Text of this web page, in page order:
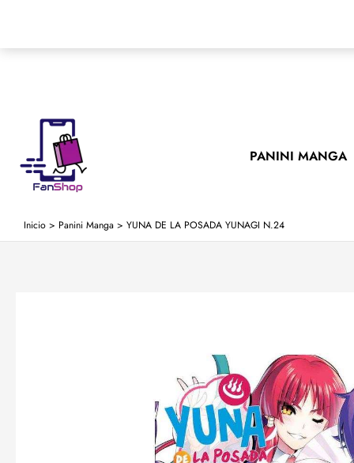
PANINI MANGA
Inicio > Panini Manga > YUNA DE LA POSADA YUNAGI N.24